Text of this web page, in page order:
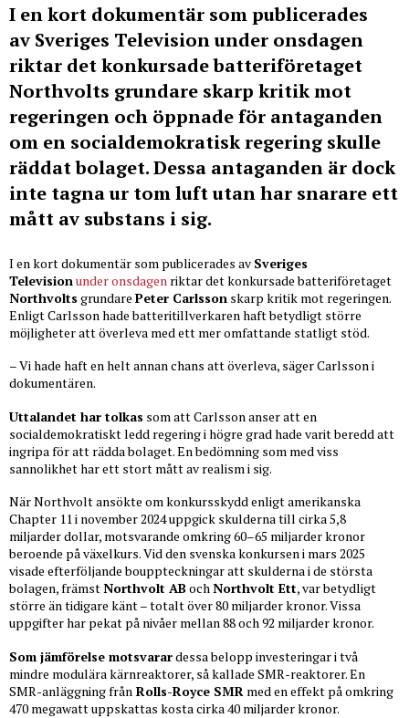
I en kort dokumentär som publicerades
av Sveriges Television under onsdagen
riktar det konkursade batteriföretaget
Northvolts grundare skarp kritik mot
regeringen och öppnade för antaganden
om en socialdemokratisk regering skulle
räddat bolaget. Dessa antaganden är dock
inte tagna ur tom luft utan har snarare ett
mått av substans i sig.
I en kort dokumentär som publicerades avSveriges
Televisionunder onsdagen riktar det konkursade batteriföretaget
Northvolts grundare Peter Carlsson skarp kritik mot regeringen.
Enligt Carlsson hade batteritillverkaren haft betydligt större
möjligheter att överleva med ett mer omfattande statligt stöd.
– Vi hade haft en helt annan chans att överleva, säger Carlsson i
dokumentären.
Uttalandet har tolkas som att Carlsson anser att en
socialdemokratiskt ledd regering i högre grad hade varit beredd att
ingripa för att rädda bolaget. En bedömning som med viss
sannolikhet har ett stort mått av realism i sig.
När Northvolt ansökte om konkursskydd enligt amerikanska
Chapter 11 i november 2024 uppgick skulderna till cirka 5,8
miljarder dollar, motsvarande omkring 60–65 miljarder kronor
beroende på växelkurs. Vid den svenska konkursen i mars 2025
visade efterföljande bouppteckningar att skulderna i de största
bolagen, främstNorthvolt ABochNorthvolt Ett, var betydligt
större än tidigare känt – totalt över 80 miljarder kronor. Vissa
uppgifter har pekat på nivåer mellan 88 och 92 miljarder kronor.
Som jämförelse motsvarardessa belopp investeringar i två
mindre modulära kärnreaktorer, så kallade SMR-reaktorer. En
SMR-anläggning från Rolls-Royce SMR med en effekt på omkring
470 megawatt uppskattas kosta cirka 40 miljarder kronor.